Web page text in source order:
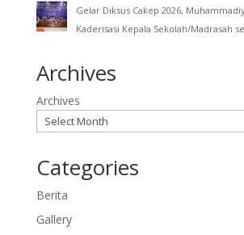
Gelar Diksus Cakep 2026,
Kaderisasi Kepala Sekolah/Madrasah
Archives
Archives
Categories
Berita
Gallery